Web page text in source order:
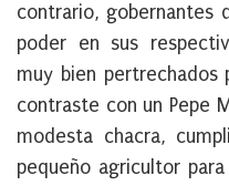
contrario, gobernantes
poder en sus
muy bien pertrechados
contraste con un Pepe
modesta chacra,
pequeño agricultor